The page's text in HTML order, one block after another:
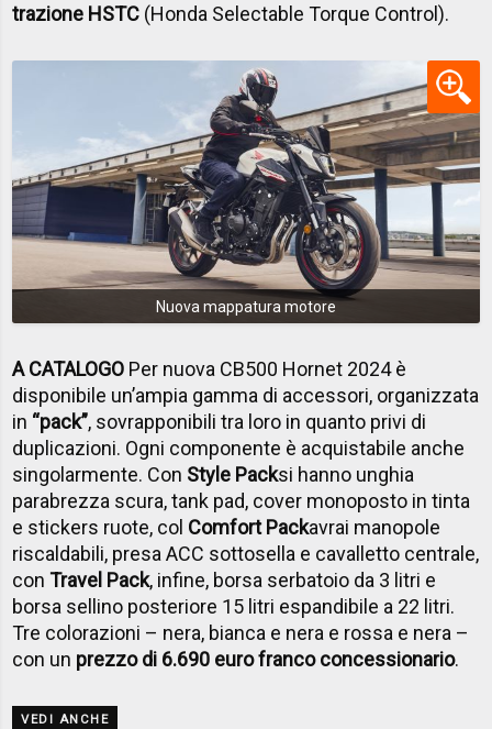
trazione HSTC (Honda Selectable Torque Control).
Nuova mappatura motore
A CATALOGO Per nuova CB500 Hornet 2024 è
disponibile un’ampia gamma di accessori, organizzata
in “pack”, sovrapponibili tra loro in quanto privi di
duplicazioni. Ogni componente è acquistabile anche
singolarmente. Con Style Packsi hanno unghia
parabrezza scura, tank pad, cover monoposto in tinta
e stickers ruote, col Comfort Packavrai manopole
riscaldabili, presa ACC sottosella e cavalletto centrale,
conTravel Pack, infine, borsa serbatoio da 3 litri e
borsa sellino posteriore 15 litri espandibile a 22 litri.
Tre colorazioni – nera, bianca e nera e rossa e nera –
con un prezzo di 6.690 euro franco concessionario.
VEDI ANCHE